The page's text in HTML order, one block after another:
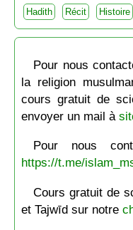
Hadith
Récit Histoire
Pour nous
la religion
cours gratuit de
envoyer un mail à
Pour nous
https://t.me/
Cours gratuit de
et Tajwīd sur notre